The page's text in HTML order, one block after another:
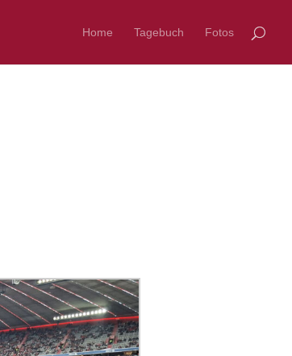
Home Tagebuch Fotos